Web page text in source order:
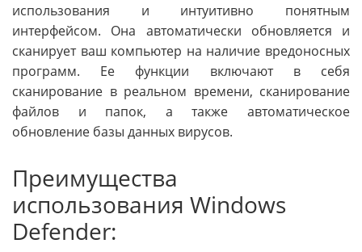
использования и интуитивно понятным
интерфейсом. Она автоматически обновляется и
сканирует ваш компьютер на наличие вредоносных
программ. Ее функции включают в себя
сканирование в реальном времени, сканирование
файлов и папок, а также автоматическое
обновление базы данных вирусов.
Преимущества
использования Windows
Defender: